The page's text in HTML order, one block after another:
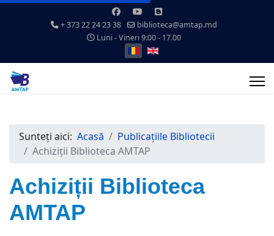
+ 373 22 24 23 38
biblioteca@amtap.md
Luni - Vineri 9:00 - 17.00
Selectați limba dvs
Sunteți aici: Acasă
Publicațiile Bibliotecii
Achiziții Biblioteca AMTAP
Achiziții Biblioteca
AMTAP